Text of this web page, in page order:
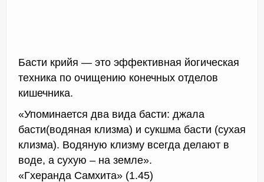
Йога для начинающих
Триггерные точки
Контакты
Басти крийя — это эффективная йогическая
техника по очищению конечных отделов
кишечника.
«Упоминается два вида басти: джала
басти(водяная клизма) и сукшма басти (сухая
клизма). Водяную клизму всегда делают в
воде, а сухую – на земле».
«Гхеранда Самхита» (1.45)